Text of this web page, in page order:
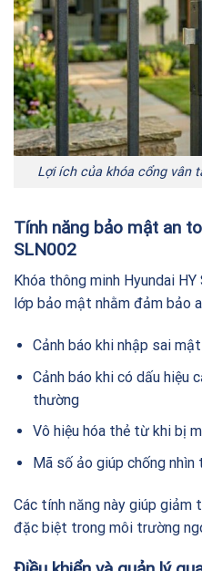
Lợi ích của khóa cổng vân
Tính năng bảo mật an
SLN002
Khóa thông minh Hyundai
lớp bảo mật nhằm đảm bảo
Cảnh báo khi nhập sai
Cảnh báo khi có dấu hiệu
thường
Vô hiệu hóa thẻ từ khi bị
Mã số ảo giúp chống
Các tính năng này giúp giảm
đặc biệt trong môi trường